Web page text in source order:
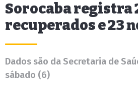
Sorocaba registra
recuperados e 23
Dados são da Secretaria de
sábado (6)